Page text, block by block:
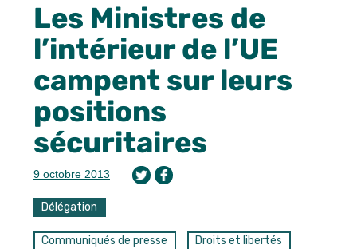
Les Ministres de
l’intérieur de l’UE
campent sur leurs
positions
sécuritaires
9 octobre 2013
Délégation
Communiqués de presse
Droits et libertés